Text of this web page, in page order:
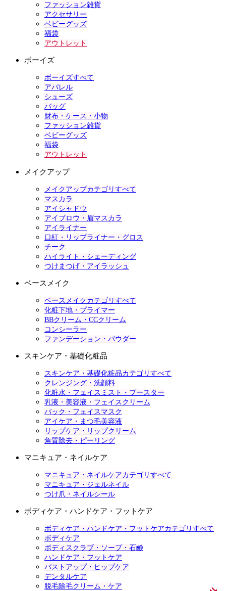
ファッション雑貨
アクセサリー
ベビーグッズ
福袋
アウトレット
ボーイズ
ボーイズすべて
アパレル
シューズ
バッグ
財布・ケース・小物
ファッション雑貨
ベビーグッズ
福袋
アウトレット
メイクアップ
メイクアップカテゴリすべて
マスカラ
アイシャドウ
アイブロウ・眉マスカラ
アイライナー
口紅・リップライナー・グロス
チーク
ハイライト・シェーディング
つけまつげ・アイラッシュ
ベースメイク
ベースメイクカテゴリすべて
化粧下地・プライマー
BBクリーム・CCクリーム
コンシーラー
ファンデーション・パウダー
スキンケア・基礎化粧品
スキンケア・基礎化粧品カテゴリすべて
クレンジング・洗顔料
化粧水・フェイスミスト・ブースター
乳液・美容液・フェイスクリーム
パック・フェイスマスク
アイケア・まつ毛美容液
リップケア・リップクリーム
角質除去・ピーリング
マニキュア・ネイルケア
マニキュア・ネイルケアカテゴリすべて
マニキュア・ジェルネイル
つけ爪・ネイルシール
ボディケア・ハンドケア・フットケア
ボディケア・ハンドケア・フットケアカテゴリすべて
ボディケア
ボディスクラブ・ソープ・石鹸
ハンドケア・フットケア
バストアップ・ヒップケア
デンタルケア
脱毛除毛クリーム・ケア